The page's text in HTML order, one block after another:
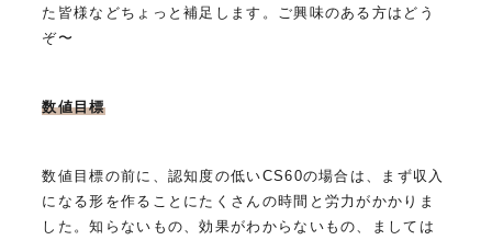
た皆様などちょっと補足します。ご興味のある方はどう
ぞ〜
数値目標
数値目標の前に、認知度の低いCS60の場合は、まず収入
になる形を作ることにたくさんの時間と労力がかかりま
した。知らないもの、効果がわからないもの、ましては